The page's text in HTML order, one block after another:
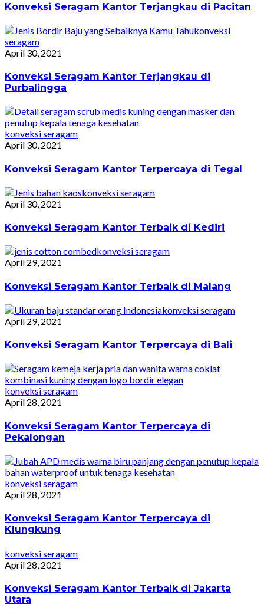
Konveksi Seragam Kantor Terjangkau di Pacitan
konveksi
seragam
April 30, 2021
Konveksi Seragam Kantor Terjangkau di
Purbalingga
konveksi seragam
April 30, 2021
Konveksi Seragam Kantor Terpercaya di Tegal
konveksi seragam
April 30, 2021
Konveksi Seragam Kantor Terbaik di Kediri
konveksi seragam
April 29, 2021
Konveksi Seragam Kantor Terbaik di Malang
konveksi seragam
April 29, 2021
Konveksi Seragam Kantor Terpercaya di Bali
konveksi seragam
April 28, 2021
Konveksi Seragam Kantor Terpercaya di
Pekalongan
konveksi seragam
April 28, 2021
Konveksi Seragam Kantor Terpercaya di
Klungkung
konveksi seragam
April 28, 2021
Konveksi Seragam Kantor Terbaik di Jakarta
Utara